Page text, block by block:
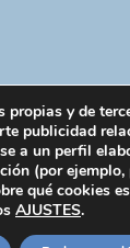
propias y de
publicidad
a un perfil
(por
qué cookies
AJUSTES.